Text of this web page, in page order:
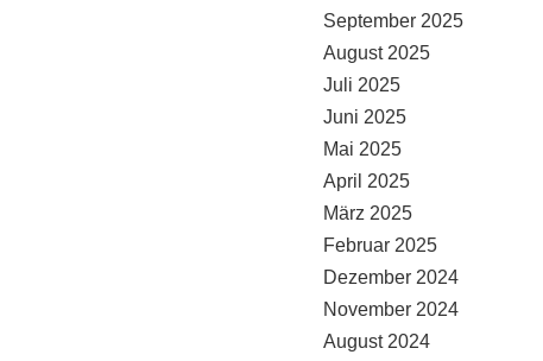
September 2025
August 2025
Juli 2025
Juni 2025
Mai 2025
April 2025
März 2025
Februar 2025
Dezember 2024
November 2024
August 2024